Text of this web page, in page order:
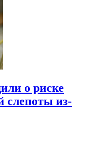
о риске
слепоты из-